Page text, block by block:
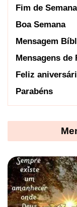
Fim de Semana
Boa Semana
Mensagem
Mensagens de
Feliz
Parabéns